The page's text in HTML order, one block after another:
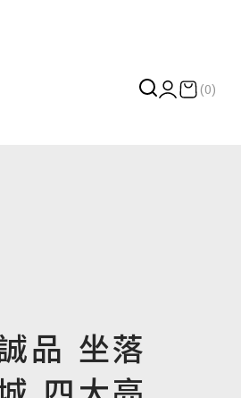
(0)
品 坐落